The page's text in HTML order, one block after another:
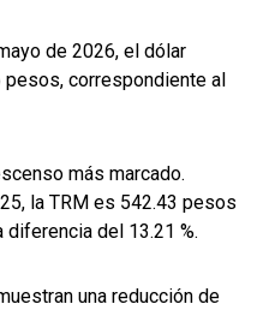
de 2026, el dólar
pesos, correspondiente al
más marcado.
la TRM es 542.43 pesos
diferencia del 13.21 %.
una reducción de